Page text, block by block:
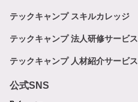
テックキャンプ スキルカレッジ
テックキャンプ 法人研修サービス
テックキャンプ 人材紹介サービス
公式SNS